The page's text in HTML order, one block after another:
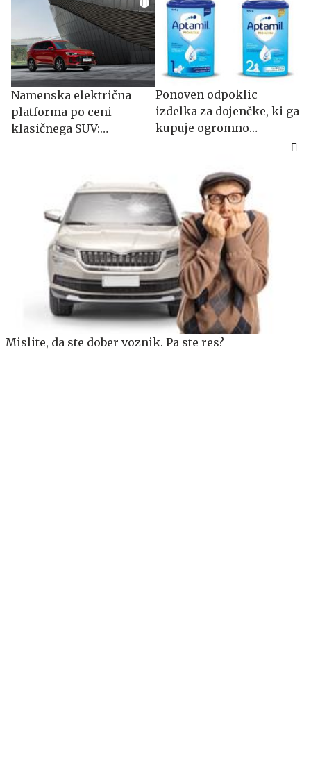
Namenska električna
platforma po ceni
klasičnega SUV:
Ponoven odpoklic
izdelka za dojenčke, ki ga
kupuje ogromno
Mislite, da ste dober voznik. Pa ste res?